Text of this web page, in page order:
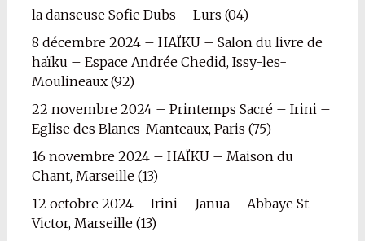
la danseuse Sofie Dubs – Lurs (04)
8 décembre 2024 – HAÏKU – Salon du livre de
haïku – Espace Andrée Chedid, Issy-les-
Moulineaux (92)
22 novembre 2024 – Printemps Sacré – Irini –
Eglise des Blancs-Manteaux, Paris (75)
16 novembre 2024 – HAÏKU – Maison du
Chant, Marseille (13)
12 octobre 2024 – Irini – Janua – Abbaye St
Victor, Marseille (13)